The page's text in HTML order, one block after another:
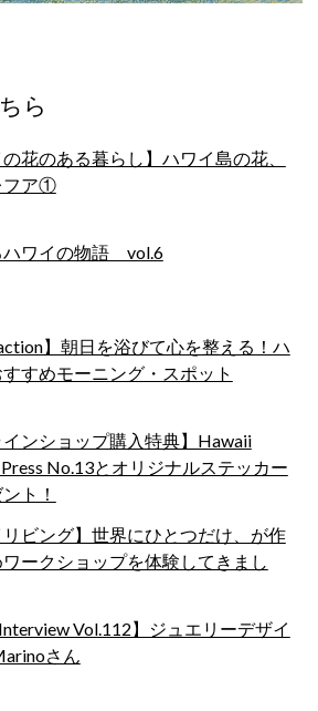
ら
の花のある暮らし】ハワイ島の花、
フア①
ハワイの物語 vol.6
】朝日を浴びて心を整える！ハ
すめモーニング・スポット
インショップ購入特典】Hawaii
No.13とオリジナルステッカー
ト！
リビング】世界にひとつだけ、が作
ークショップを体験してきまし
Interview Vol.112】ジュエリーデザイ
さん